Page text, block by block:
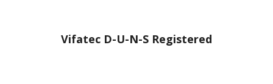
Vifatec D-U-N-S Registered